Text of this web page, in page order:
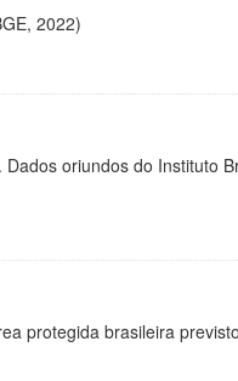
2022)
oriundos do Instituto
protegida brasileira